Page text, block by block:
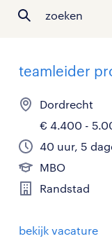
zoeken
teamleider
Dordrecht
€ 4.400 -
40 uur, 5
MBO
Randstad
bekijk vacature